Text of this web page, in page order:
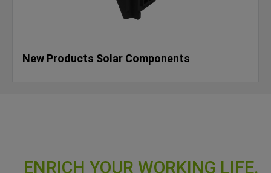
New Products Solar Components